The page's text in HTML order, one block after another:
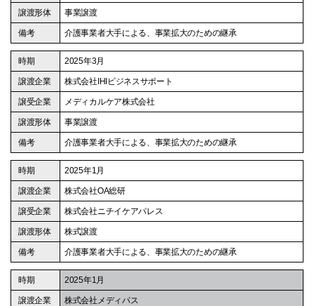
事業譲渡
介護事業者大手による、事業拡大のための継承
2025年3月
株式会社IHIビジネスサポート
メディカルケア株式会社
事業譲渡
介護事業者大手による、事業拡大のための継承
2025年1月
株式会社OA総研
株式会社ニチイケアパレス
株式譲渡
介護事業者大手による、事業拡大のための継承
2025年1月
株式会社メディパス